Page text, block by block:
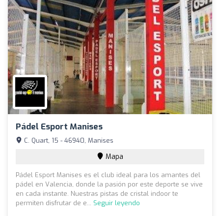
Pádel Esport Manises
C. Quart, 15 - 46940, Manises
Mapa
Pádel Esport Manises es el club ideal para los amantes del
pádel en Valencia, donde la pasión por este deporte se vive
en cada instante. Nuestras pistas de cristal indoor te
permiten disfrutar de e... Seguir leyendo